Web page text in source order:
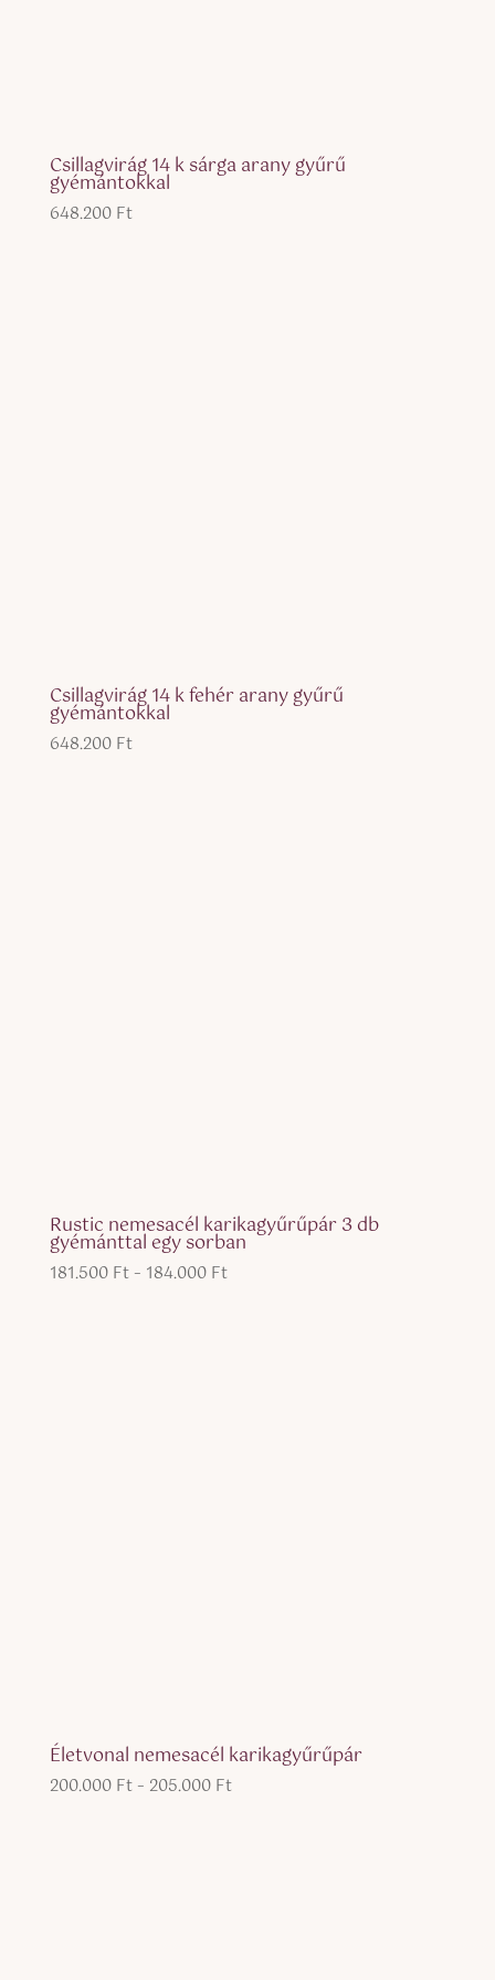
Csillagvirág 14 k sárga arany gyűrű
gyémántokkal
648.200 Ft
Csillagvirág 14 k fehér arany gyűrű
gyémántokkal
648.200 Ft
Rustic nemesacél karikagyűrűpár 3 db
gyémánttal egy sorban
181.500 Ft – 184.000 FtÁrtartomány:
Életvonal nemesacél karikagyűrűpár
200.000 Ft – 205.000 FtÁrtartomány: